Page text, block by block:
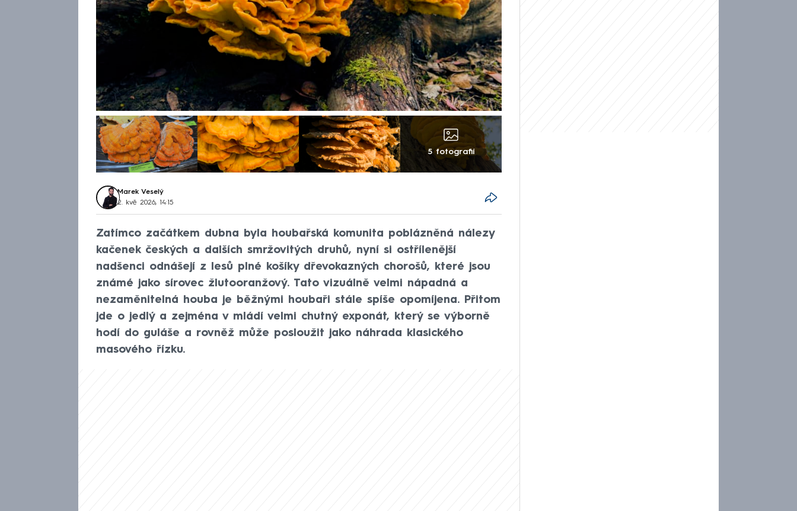
5 fotografií
Marek Veselý
2. kvě 2026, 14:15
Zatímco začátkem dubna byla houbařská komunita poblázněná nálezy
kačenek českých a dalších smržovitých druhů, nyní si ostřílenější
nadšenci odnášejí z lesů plné košíky dřevokazných chorošů, které jsou
známé jako sírovec žlutooranžový. Tato vizuálně velmi nápadná a
nezaměnitelná houba je běžnými houbaři stále spíše opomíjena. Přitom
jde o jedlý a zejména v mládí velmi chutný exponát, který se výborně
hodí do guláše a rovněž může posloužit jako náhrada klasického
masového řízku.